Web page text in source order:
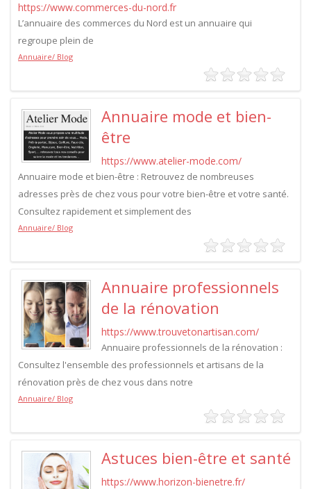
https://www.commerces-du-nord.fr
L’annuaire des commerces du Nord est un annuaire qui
regroupe plein de
Annuaire/ Blog
Annuaire mode et bien-
être
https://www.atelier-mode.com/
Annuaire mode et bien-être : Retrouvez de nombreuses
adresses près de chez vous pour votre bien-être et votre santé.
Consultez rapidement et simplement des
Annuaire/ Blog
Annuaire professionnels
de la rénovation
https://www.trouvetonartisan.com/
Annuaire professionnels de la rénovation :
Consultez l'ensemble des professionnels et artisans de la
rénovation près de chez vous dans notre
Annuaire/ Blog
Astuces bien-être et santé
https://www.horizon-bienetre.fr/